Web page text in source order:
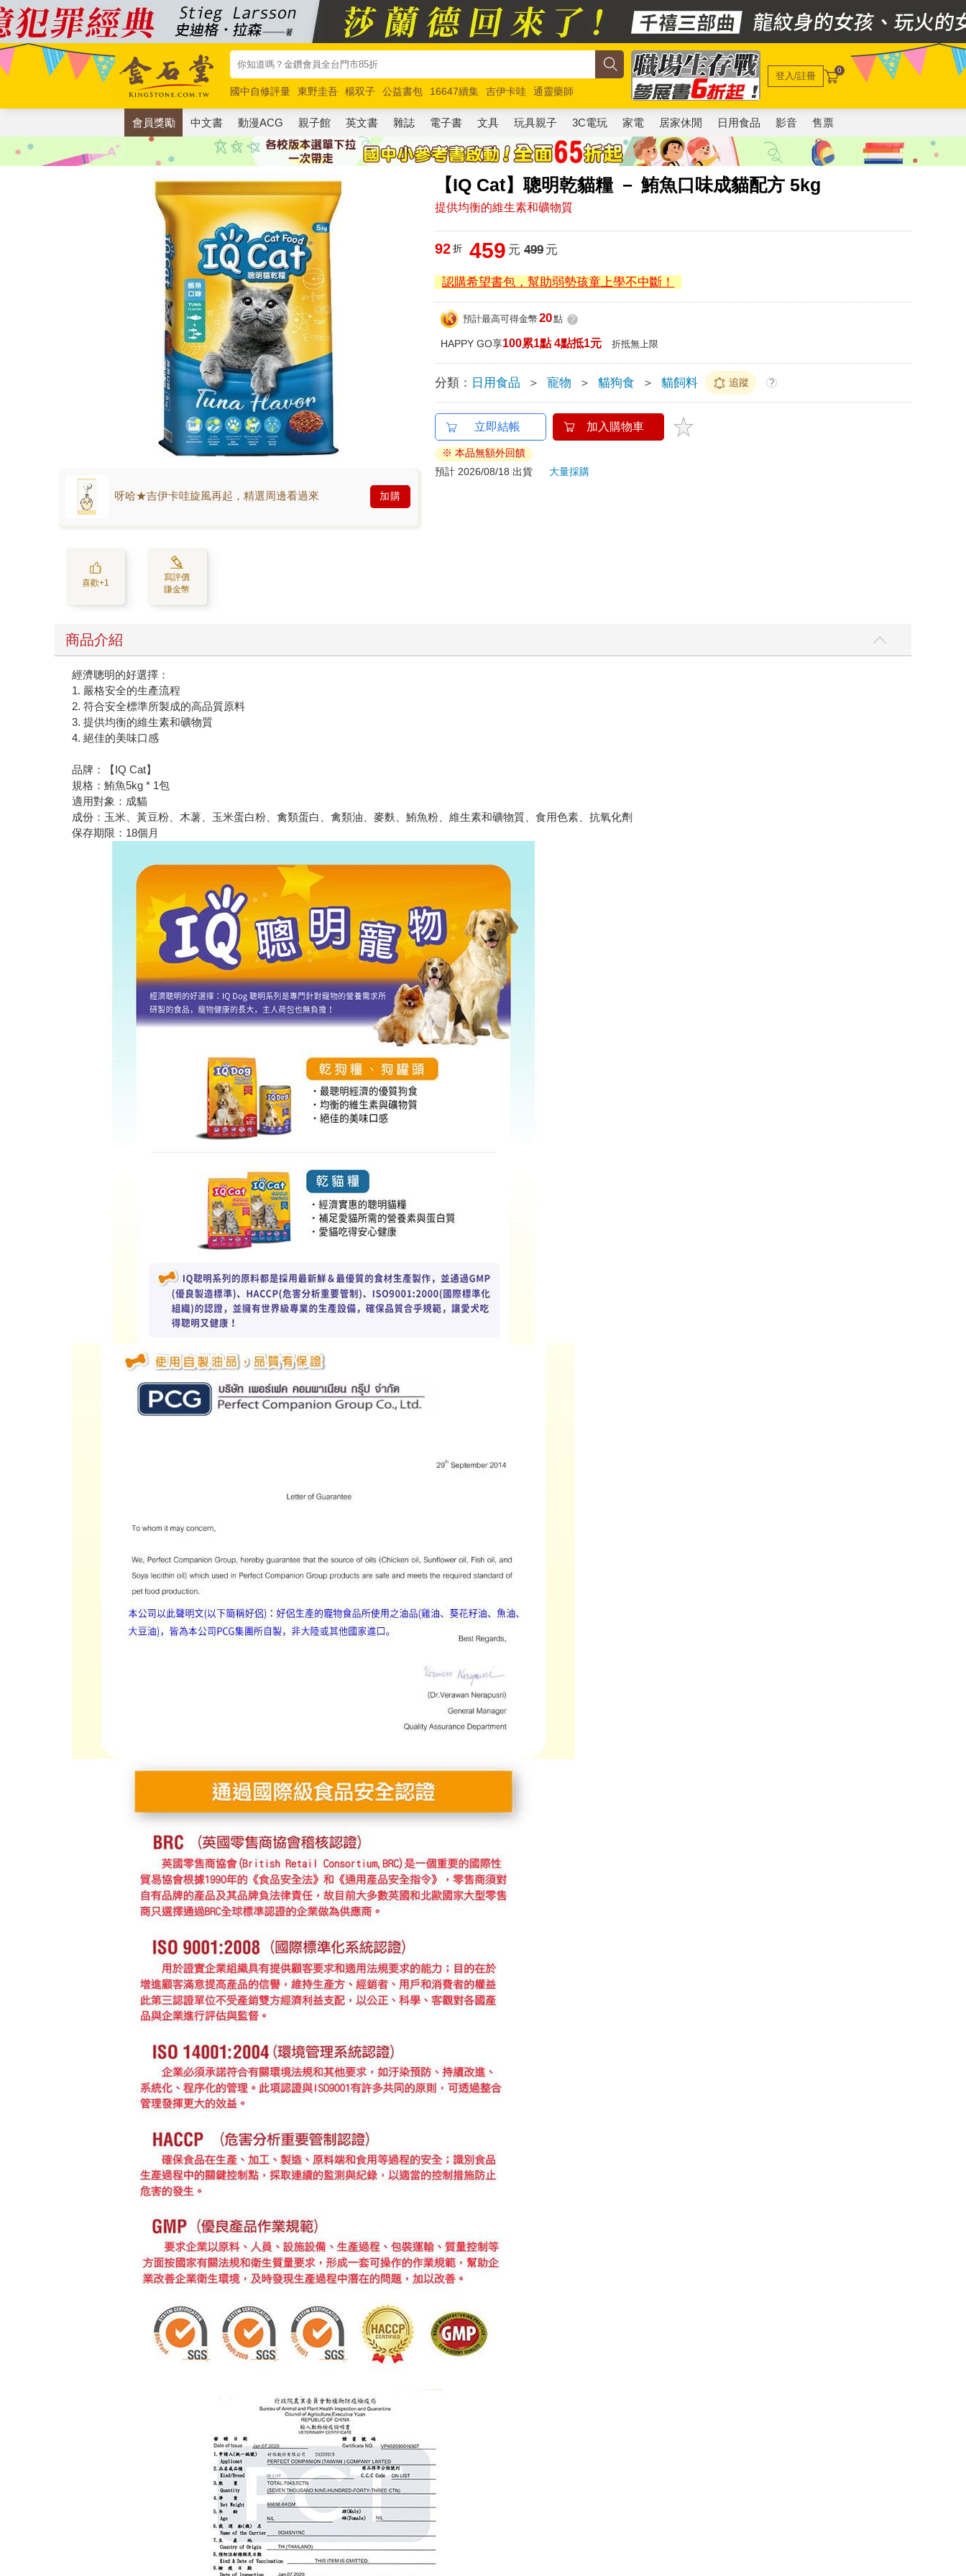
國中自修評量 東野圭吾 楊双子 公益書包 16647續集 吉伊卡哇
通靈藥師
唯紅花綻放
奧德賽 路邊攤新作 馬斯克 玩具總動員5 超慢跑
登入/註冊 0
會員獎勵 中文書 動漫ACG 親子館 英文書 雜誌 電子書 文具 玩具親子 3C電玩 家電 居家休閒 日用食品 影音 售票
【IQ Cat】聰明乾貓糧 － 鮪魚口味成貓配方 5kg
提供均衡的維生素和礦物質
呀哈★吉伊卡哇旋風再起，精選周邊看過來 加購
喜歡+1
寫評價
賺金幣
92 折 459 元 499元
認購希望書包，幫助弱勢孩童上學不中斷！
預計最高可得金幣 20點 ?
HAPPY GO享100累1點 4點抵1元 折抵無上限
分類： 日用食品 ＞ 寵物 ＞ 貓狗食 ＞ 貓飼料 追蹤 ?
立即結帳 加入購物車
※ 本品無額外回饋
預計 2026/08/18 出貨
大量採購
商品介紹
經濟聰明的好選擇：
1. 嚴格安全的生產流程
2. 符合安全標準所製成的高品質原料
3. 提供均衡的維生素和礦物質
4. 絕佳的美味口感
品牌：【IQ Cat】
規格：鮪魚5kg * 1包
適用對象：成貓
成份：玉米、黃豆粉、木薯、玉米蛋白粉、禽類蛋白、禽類油、麥麩、鮪魚粉、維生素和礦物質、食用色素、抗氧化劑
保存期限：18個月